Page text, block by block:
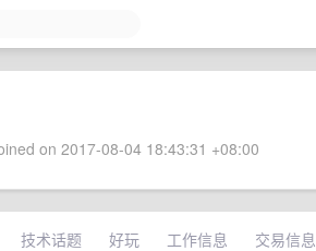
on 2017-08-04 18:43:31 +08:00
技术话题 好玩 工作信息 交易信息